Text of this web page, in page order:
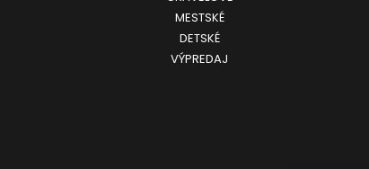
MESTSKÉ
DETSKÉ
VÝPREDAJ